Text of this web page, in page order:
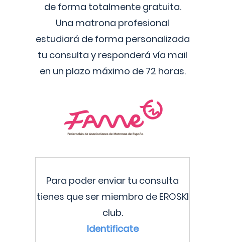
de forma totalmente gratuita.
Una matrona profesional
estudiará de forma personalizada
tu consulta y responderá vía mail
en un plazo máximo de 72 horas.
Para poder enviar tu consulta
tienes que ser miembro de EROSKI
club.
Identificate